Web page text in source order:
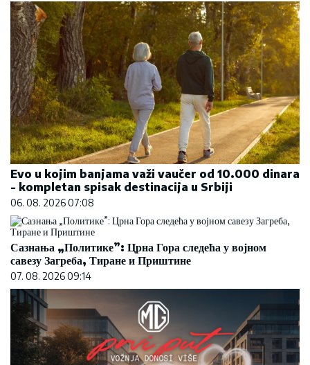
Evo u kojim banjama važi vaučer od 10.000 dinara
- kompletan spisak destinacija u Srbiji
06. 08. 2026 07:08
Сазнања „Политике”: Црна Гора следећа у војном
савезу Загреба, Тиране и Приштине
07. 08. 2026 09:14